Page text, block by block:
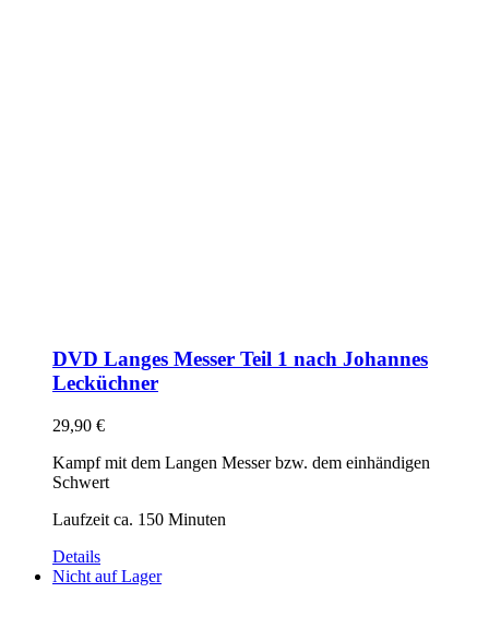
DVD Langes Messer Teil 1 nach Johannes
Lecküchner
29,90 €
Kampf mit dem Langen Messer bzw. dem einhändigen
Schwert
Laufzeit ca. 150 Minuten
Details
Nicht auf Lager